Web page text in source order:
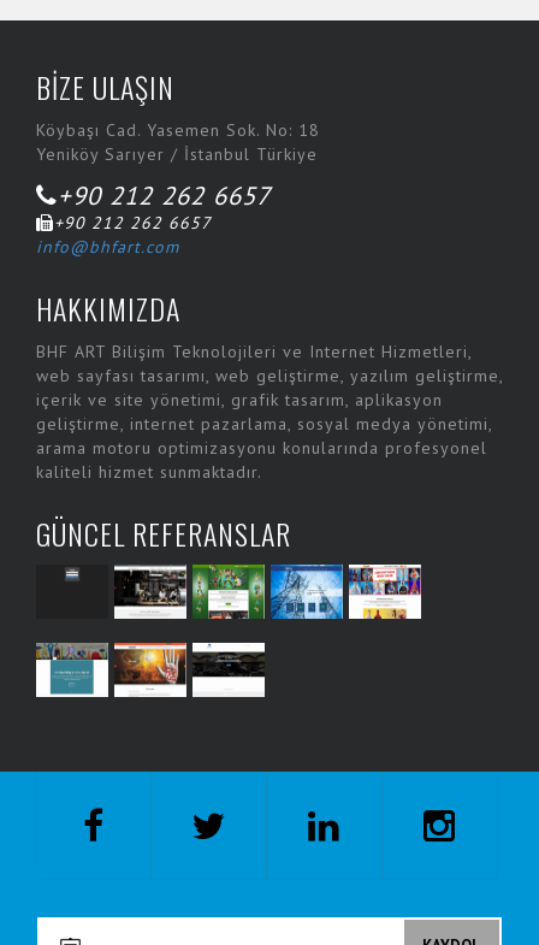
BİZE ULAŞIN
Köybaşı Cad. Yasemen Sok. No: 18
Yeniköy Sarıyer / İstanbul Türkiye
+90 212 262 6657
+90 212 262 6657
info@bhfart.com
HAKKIMIZDA
BHF ART Bilişim Teknolojileri ve Internet Hizmetleri,
web sayfası tasarımı, web geliştirme, yazılım geliştirme,
içerik ve site yönetimi, grafik tasarım, aplikasyon
geliştirme, internet pazarlama, sosyal medya yönetimi,
arama motoru optimizasyonu konularında profesyonel
kaliteli hizmet sunmaktadır.
GÜNCEL REFERANSLAR